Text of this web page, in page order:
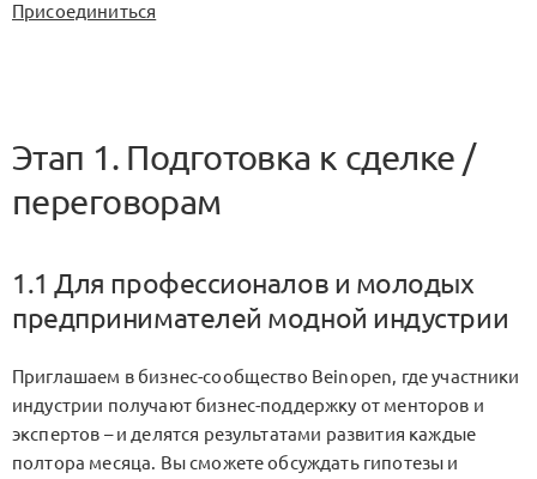
Присоединиться
Этап 1. Подготовка к сделке /
переговорам
1.1 Для профессионалов и молодых
предпринимателей модной индустрии
Приглашаем в бизнес-сообщество Beinopen, где участники
индустрии получают бизнес-поддержку от менторов и
экспертов – и делятся результатами развития каждые
полтора месяца. Вы сможете обсуждать гипотезы и